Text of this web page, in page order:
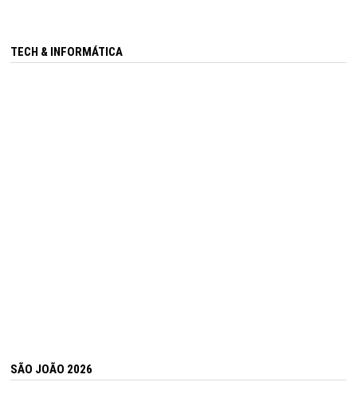
TECH & INFORMÁTICA
SÃO JOÃO 2026